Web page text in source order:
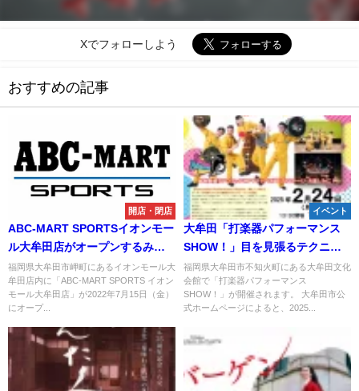
Xでフォローしよう
おすすめの記事
開店・閉店
ABC-MART SPORTSイオンモー
ル大牟田店がオープンするみた
い。7月15日予定
福岡県大牟田市岬町にあるイオンモール大
牟田店内に「ABC-MART SPORTS イオン
モール大牟田店」が2022年7月15日（金）
にオープ...
イベント
大牟田「打楽器パフォーマンス
SHOW！」目を見張るテクニッ
クとアイディアに溢れたステー
ジ！入場無料
福岡県大牟田市不知火町にある大牟田文化
会館で「打楽器パフォーマンス
SHOW！」が開催されます。 大牟田市公
式ホームページによると、2025...